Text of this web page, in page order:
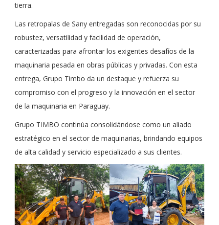
tierra.
Las retropalas de Sany entregadas son reconocidas por su
robustez, versatilidad y facilidad de operación,
caracterizadas para afrontar los exigentes desafíos de la
maquinaria pesada en obras públicas y privadas. Con esta
entrega, Grupo Timbo da un destaque y refuerza su
compromiso con el progreso y la innovación en el sector
de la maquinaria en Paraguay.
Grupo TIMBO continúa consolidándose como un aliado
estratégico en el sector de maquinarias, brindando equipos
de alta calidad y servicio especializado a sus clientes.